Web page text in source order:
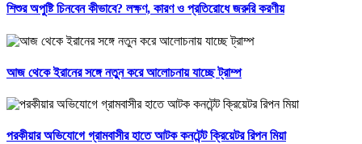
শিশুর অপুষ্টি চিনবেন কীভাবে? লক্ষণ, কারণ ও প্রতিরোধে জরুরি করণীয়
আজ থেকে ইরানের সঙ্গে নতুন করে আলোচনায় যাচ্ছে ট্রাম্প
পরকীয়ার অভিযোগে গ্রামবাসীর হাতে আটক কনটেন্ট ক্রিয়েটর রিপন মিয়া